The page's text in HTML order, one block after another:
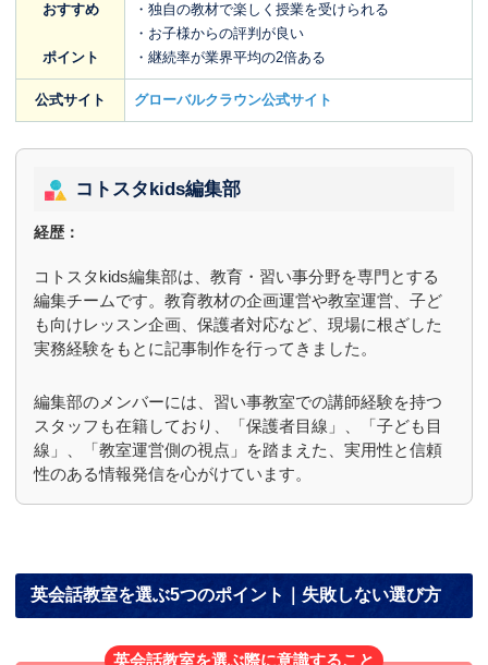
おすすめ
ポイント
・独自の教材で楽しく授業を受けられる
・お子様からの評判が良い
・継続率が業界平均の2倍ある
公式サイト グローバルクラウン公式サイト
コトスタkids編集部
経歴：
コトスタkids編集部は、教育・習い事分野を専門とする
編集チームです。教育教材の企画運営や教室運営、子ど
も向けレッスン企画、保護者対応など、現場に根ざした
実務経験をもとに記事制作を行ってきました。
編集部のメンバーには、習い事教室での講師経験を持つ
スタッフも在籍しており、「保護者目線」、「子ども目
線」、「教室運営側の視点」を踏まえた、実用性と信頼
性のある情報発信を心がけています。
英会話教室を選ぶ5つのポイント｜失敗しない選び方
英会話教室を選ぶ際に意識すること